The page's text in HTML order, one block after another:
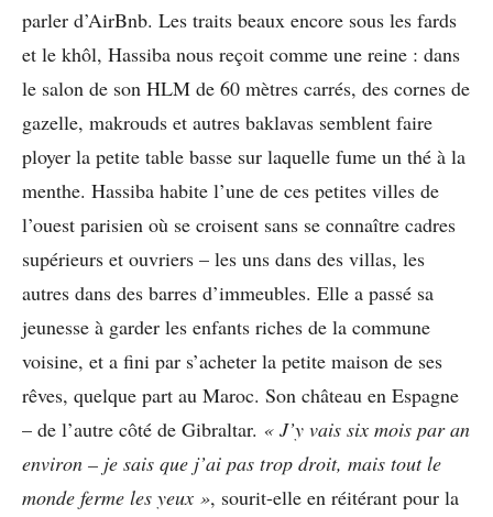
parler d’AirBnb. Les traits beaux encore sous les fards
et le khôl, Hassiba nous reçoit comme une reine : dans
le salon de son HLM de 60 mètres carrés, des cornes de
gazelle, makrouds et autres baklavas semblent faire
ployer la petite table basse sur laquelle fume un thé à la
menthe. Hassiba habite l’une de ces petites villes de
l’ouest parisien où se croisent sans se connaître cadres
supérieurs et ouvriers – les uns dans des villas, les
autres dans des barres d’immeubles. Elle a passé sa
jeunesse à garder les enfants riches de la commune
voisine, et a fini par s’acheter la petite maison de ses
rêves, quelque part au Maroc. Son château en Espagne
– de l’autre côté de Gibraltar. « J’y vais six mois par an
environ – je sais que j’ai pas trop droit, mais tout le
monde ferme les yeux », sourit-elle en réitérant pour la